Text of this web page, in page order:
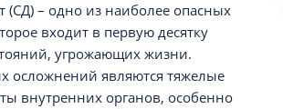
(СД) – одно из наиболее опасных
входит в первую десятку
угрожающих жизни.
осложнений являются тяжелые
внутренних органов, особенно